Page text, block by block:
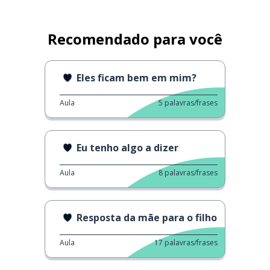
Recomendado para você
Eles ficam bem em mim?
Aula 5 palavras/frases
Eu tenho algo a dizer
Aula 8 palavras/frases
Resposta da mãe para o filho
Aula 17 palavras/frases